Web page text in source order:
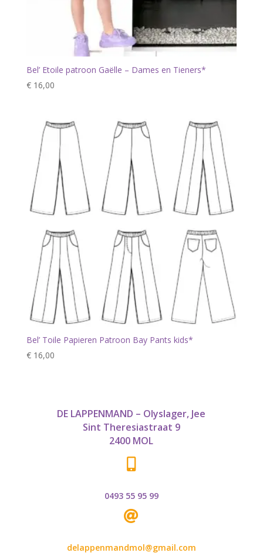
Bel’ Etoile patroon Gaëlle – Dames en Tieners*
€16,00
Bel’ Toile Papieren Patroon Bay Pants kids*
€16,00
DE LAPPENMAND – Olyslager, Jee
Sint Theresiastraat 9
2400 MOL

0493 55 95 99

delappenmandmol@gmail.com